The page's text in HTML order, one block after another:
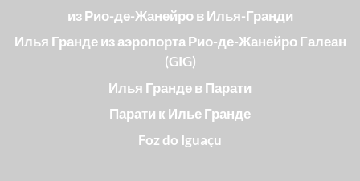
из Рио-де-Жанейро в Илья-Гранди
Илья Гранде из аэропорта Рио-де-Жанейро Галеан
(GIG)
Илья Гранде в Парати
Парати к Илье Гранде
Foz do Iguaçu